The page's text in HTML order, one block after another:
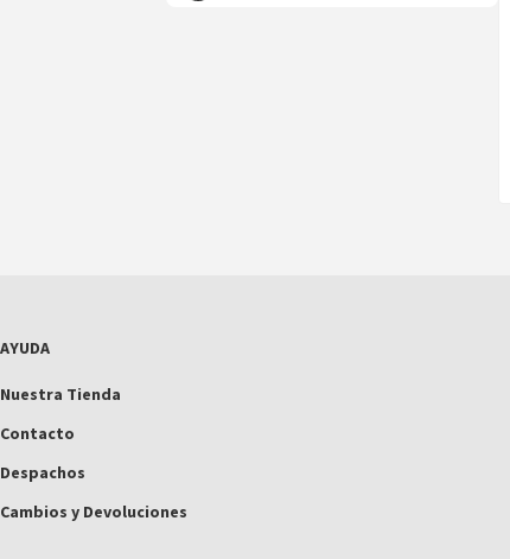
AYUDA
Nuestra Tienda
Contacto
Despachos
Cambios y Devoluciones